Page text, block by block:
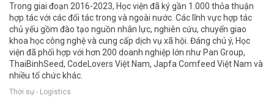
Trong giai đoạn 2016-2023, Học viện đã ký gần 1.000 thỏa thuận
hợp tác với các đối tác trong và ngoài nước. Các lĩnh vực hợp tác
chủ yếu gồm đào tạo nguồn nhân lực, nghiên cứu, chuyển giao
khoa học công nghệ và cung cấp dịch vụ xã hội. Đáng chú ý, Học
viện đã phối hợp với hơn 200 doanh nghiệp lớn như Pan Group,
ThaiBinhSeed, CodeLovers Việt Nam, Japfa Comfeed Việt Nam và
nhiều tổ chức khác.
Thời sự - Logistics